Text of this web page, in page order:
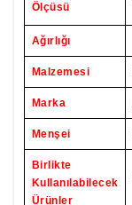
Ölçüsü
Ağırlığı
Malzemesi
Marka
Menşei
Birlikte
Kullanılabilecek
Ürünler